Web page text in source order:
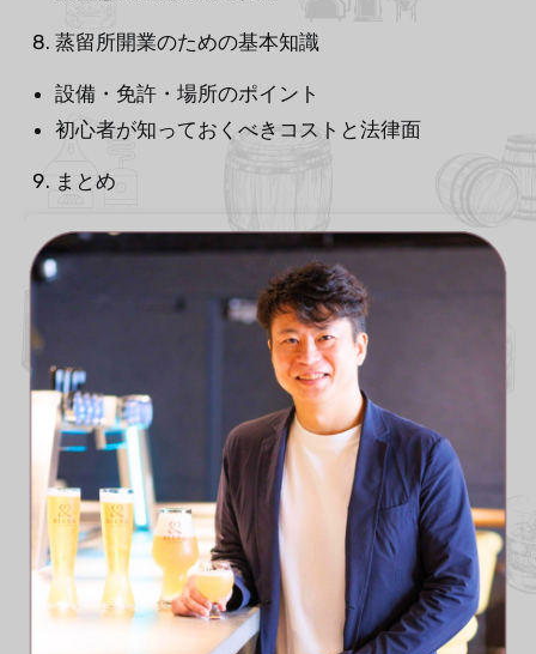
蒸留所開業のための基本知識
設備・免許・場所のポイント
初心者が知っておくべきコストと法律面
まとめ